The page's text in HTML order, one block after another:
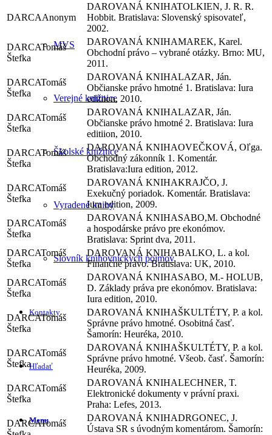
MVS
Verejné knižnice
Školské knižnice
Vyradené knihy
Slovník knihovníckych pojmov
Kontakty
Hľadať
Menu
Anonym
TOLKIEN, J. R. R.
Hobbit. Bratislava: Slovenský spisovateľ,
2002.
Tomáš
Štefka
MAREK, Karel.
Obchodní právo – vybrané otázky. Brno: MU,
2011.
Tomáš
Štefka
LAZAR, Ján.
Občianske právo hmotné 1. Bratislava: Iura
editiion, 2010.
Tomáš
Štefka
LAZAR, Ján.
Občianske právo hmotné 2. Bratislava: Iura
editiion, 2010.
Tomáš
Štefka
OVEČKOVÁ, Oľga.
Obchodný zákonník 1. Komentár.
Bratislava:Iura edition, 2012.
Tomáš
Štefka
KRAJČO, J.
Exekučný poriadok. Komentár. Bratislava:
Iura edition, 2009.
Tomáš
Štefka
SABO,M. Obchodné
a hospodárske právo pre ekonómov.
Bratislava: Sprint dva, 2011.
Tomáš
Štefka
BALKO, L. a kol.
Finančné právo. Bratislava: UK, 2010.
Tomáš
Štefka
SABO, M.- HOLUB,
D. Základy práva pre ekonómov. Bratislava:
Iura edition, 2010.
Tomáš
Štefka
ŠKULTÉTY, P. a kol.
Správne právo hmotné. Osobitná časť.
Šamorín: Heuréka, 2010.
Tomáš
Štefka
ŠKULTÉTY, P. a kol.
Správne právo hmotné. Všeob. časť. Šamorín:
Heuréka, 2009.
Tomáš
Štefka
LECHNER, T.
Elektronické dokumenty v právní praxi.
Praha: Lefes, 2013.
Tomáš
DRGONEC, J.
Ústava SR s úvodným komentárom. Šamorín: